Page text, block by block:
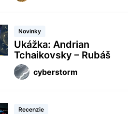
Novinky
Ukážka: Andrian
Tchaikovsky – Rubáš
cyberstorm
Recenzie